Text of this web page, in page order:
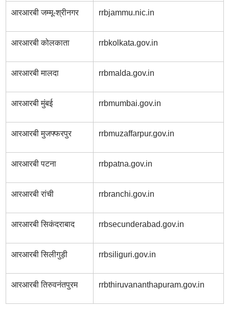
आरआरबी जम्मू-श्रीनगर rrbjammu.nic.in
आरआरबी कोलकाता rrbkolkata.gov.in
आरआरबी मालदा rrbmalda.gov.in
आरआरबी मुंबई rrbmumbai.gov.in
आरआरबी मुजफ्फरपुर rrbmuzaffarpur.gov.in
आरआरबी पटना rrbpatna.gov.in
आरआरबी रांची rrbranchi.gov.in
आरआरबी सिकंदराबाद rrbsecunderabad.gov.in
आरआरबी सिलीगुड़ी rrbsiliguri.gov.in
आरआरबी तिरुवनंतपुरम rrbthiruvananthapuram.gov.in